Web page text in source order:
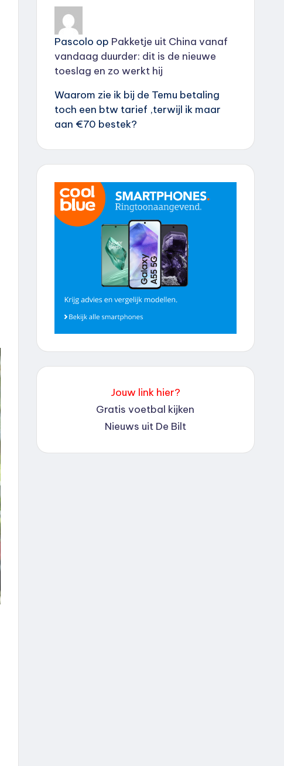
Pascolo op Pakketje uit China vanaf
vandaag duurder: dit is de nieuwe
toeslag en zo werkt hij
Waarom zie ik bij de Temu betaling
toch een btw tarief ,terwijl ik maar
aan €70 bestek?
Jouw link hier?
Gratis voetbal kijken
Nieuws uit De Bilt